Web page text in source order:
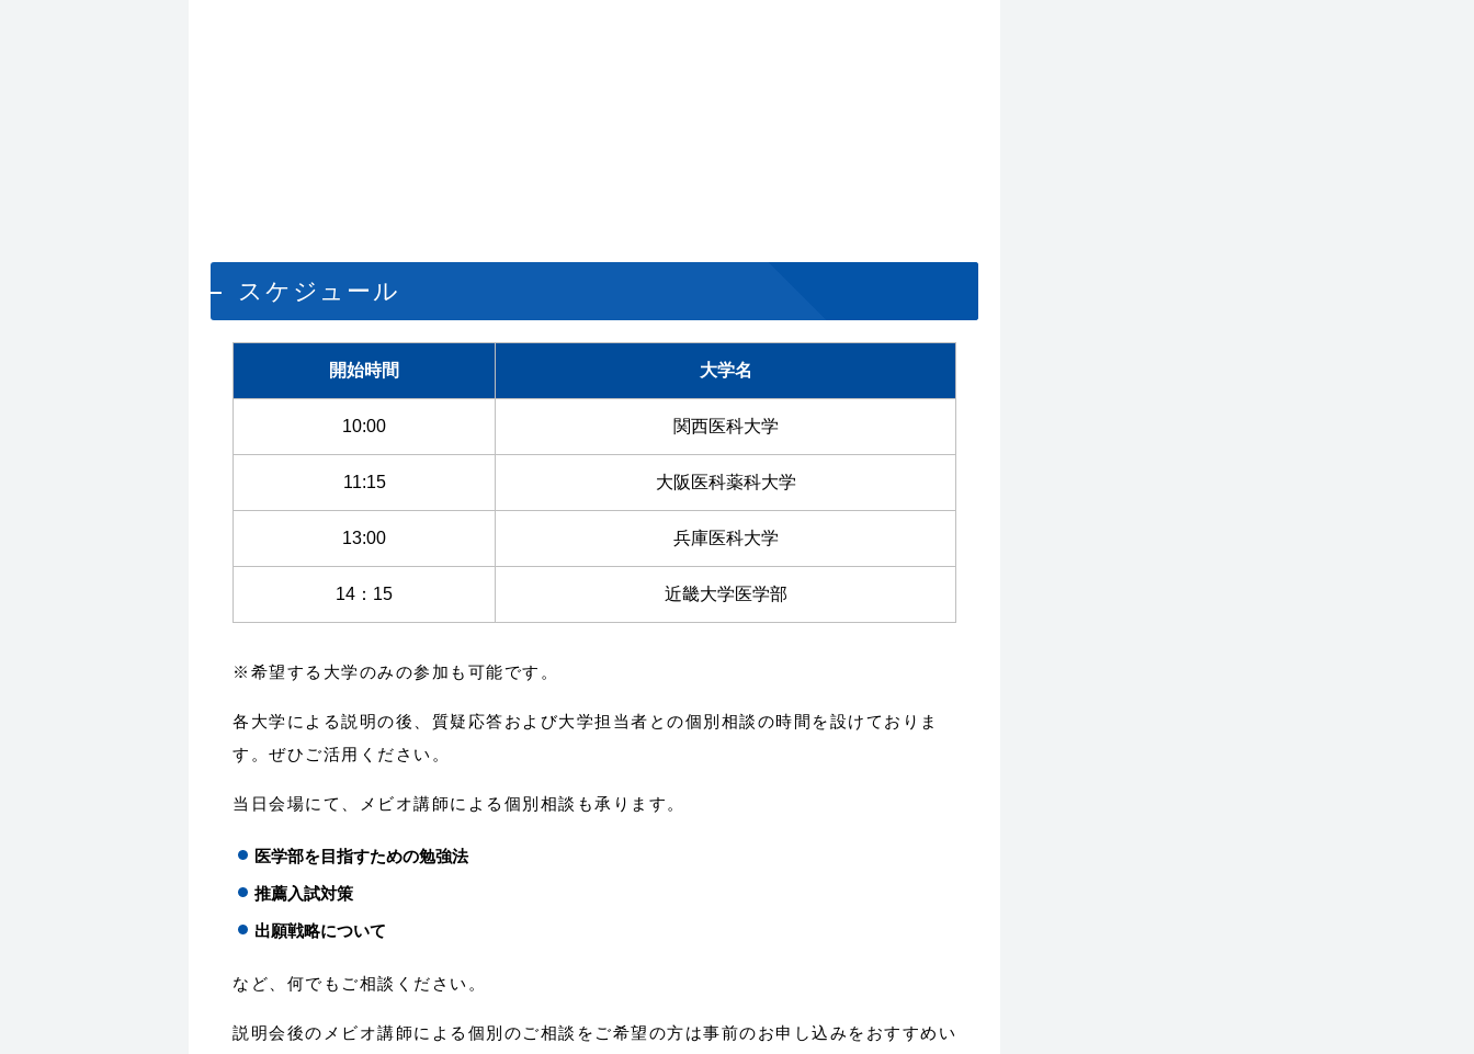
スケジュール
開始時間 大学名
10:00 関西医科大学
11:15 大阪医科薬科大学
13:00 兵庫医科大学
14：15 近畿大学医学部
※希望する大学のみの参加も可能です。
各大学による説明の後、質疑応答および大学担当者との個別相談の時間を設けておりま
す。ぜひご活用ください。
当日会場にて、メビオ講師による個別相談も承ります。
医学部を目指すための勉強法
推薦入試対策
出願戦略について
など、何でもご相談ください。
説明会後のメビオ講師による個別のご相談をご希望の方は事前のお申し込みをおすすめい